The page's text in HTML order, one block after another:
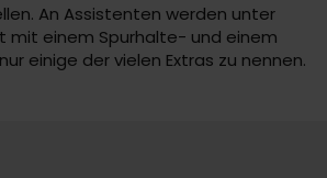
An Assistenten werden unter
mit einem Spurhalte- und einem
einige der vielen Extras zu nennen.